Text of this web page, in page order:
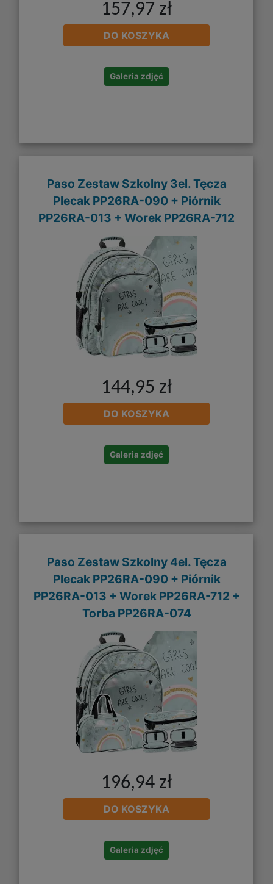
157,97 zł
DO KOSZYKA
Galeria zdjęć
Paso Zestaw Szkolny 3el. Tęcza
Plecak PP26RA-090 + Piórnik
PP26RA-013 + Worek PP26RA-712
144,95 zł
DO KOSZYKA
Galeria zdjęć
Paso Zestaw Szkolny 4el. Tęcza
Plecak PP26RA-090 + Piórnik
PP26RA-013 + Worek PP26RA-712 +
Torba PP26RA-074
196,94 zł
DO KOSZYKA
Galeria zdjęć